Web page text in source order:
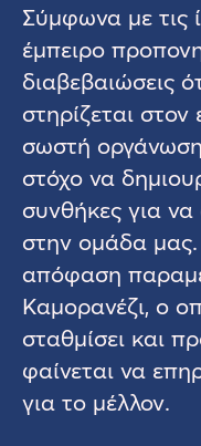
Σύμφωνα με τις
έμπειρο
διαβεβαιώσεις
στηρίζεται
σωστή
στόχο να
συνθήκες για να
στην ομάδα
απόφαση
Καμορανέζι, ο
σταθμίσει και
φαίνεται να
για το μέλλον.